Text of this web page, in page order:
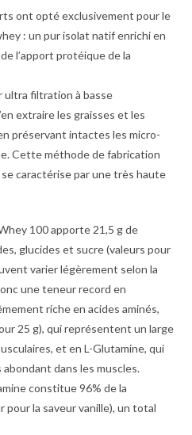
ont opté exclusivement pour le
: un pur isolat natif enrichi en
l’apport protéique de la
ultra filtration à basse
extraire les graisses et les
préservant intactes les micro-
Cette méthode de fabrication
caractérise par une très haute
100 apporte 21,5 g de
glucides et sucre (valeurs pour
varier légèrement selon la
une teneur record en
riche en acides aminés,
25 g), qui représentent un large
et en L-Glutamine, qui
dans les muscles.
constitue 96% de la
la saveur vanille), un total